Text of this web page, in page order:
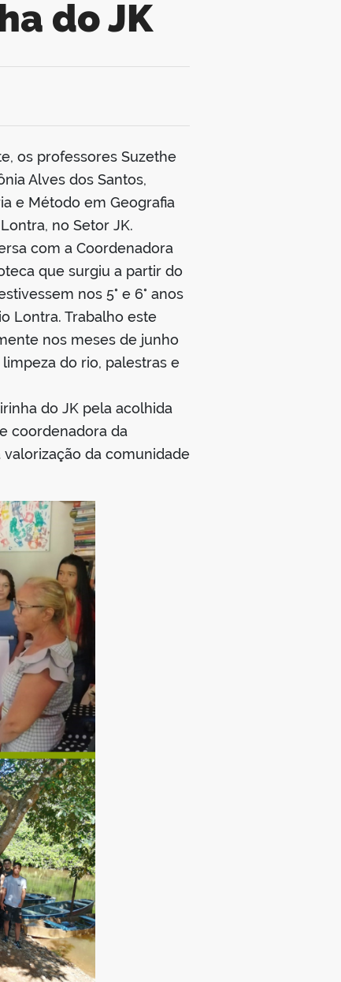
do JK
os professores Suzethe
Alves dos Santos,
e Método em Geografia
no Setor JK.
com a Coordenadora
que surgiu a partir do
nos 5° e 6° anos
Lontra. Trabalho este
nos meses de junho
do rio, palestras e
do JK pela acolhida
coordenadora da
da comunidade